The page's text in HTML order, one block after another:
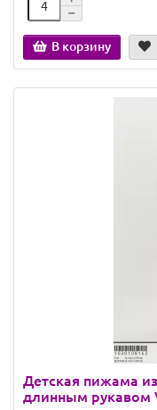
В корзину
Детская пижама
длинным рукавом